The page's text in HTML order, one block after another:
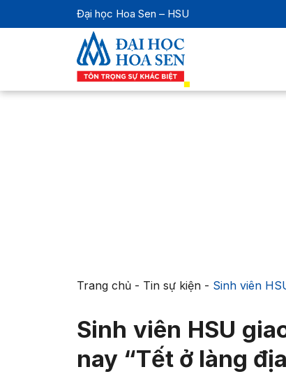
Đại học Hoa Sen – HSU
Trang chủ- Tin sự kiện- Sinh viên
Sinh viên HSU
nay “Tết ở làng